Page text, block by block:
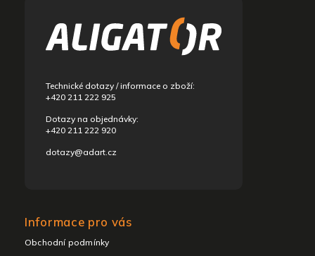
Technické dotazy / informace o zboží:
+420 211 222 925
Dotazy na objednávky:
+420 211 222 920
dotazy@adart.cz
Informace pro vás
Obchodní podmínky